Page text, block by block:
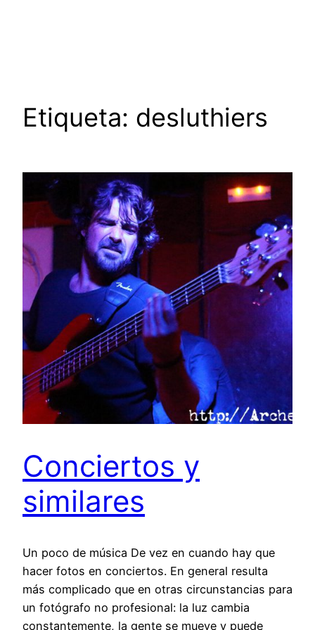
Etiqueta: desluthiers
Conciertos y
similares
Un poco de música De vez en cuando hay que
hacer fotos en conciertos. En general resulta
más complicado que en otras circunstancias para
un fotógrafo no profesional: la luz cambia
constantemente, la gente se mueve y puede